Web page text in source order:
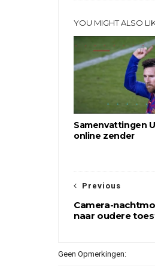
YOU MIGHT ALSO
Samenvattingen
online zender
Previous
Camera-
naar oudere
Geen Opmerkingen: